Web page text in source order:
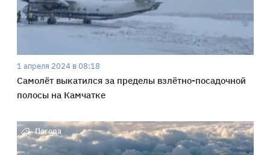
1 апреля 2024 в 08:18
Самолёт выкатился за пределы взлётно-посадочной
полосы на Камчатке
Погода